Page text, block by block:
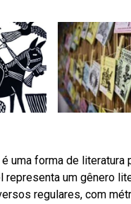
uma forma de
um gênero
regulares, com